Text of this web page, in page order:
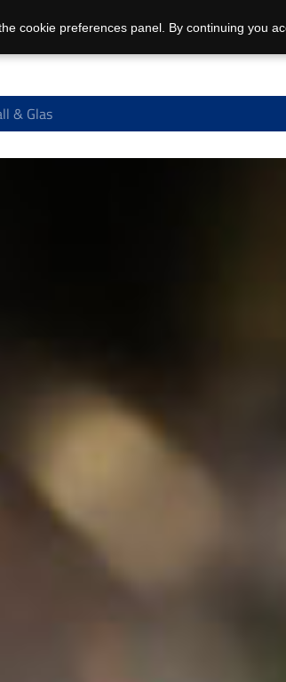
& Glas
cookie preferences panel. By continuing you